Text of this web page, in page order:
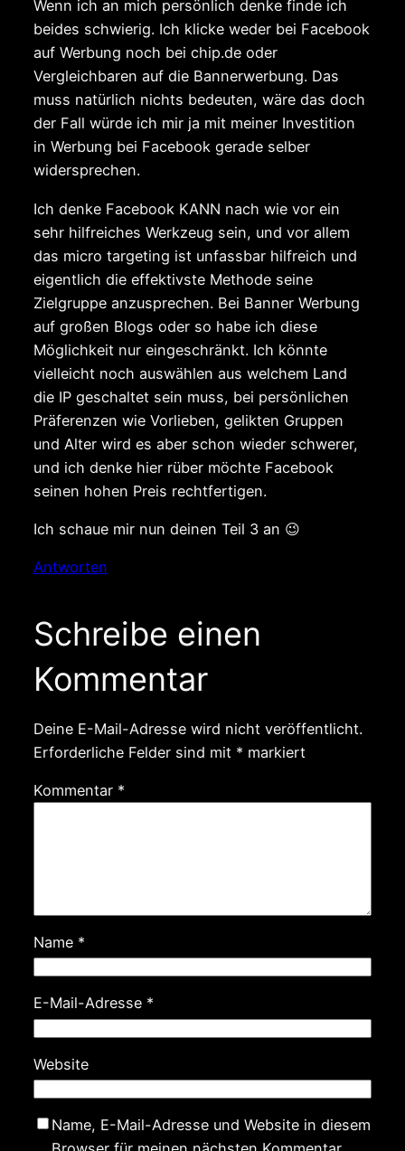
Wenn ich an mich persönlich denke finde ich
beides schwierig. Ich klicke weder bei Facebook
auf Werbung noch bei chip.de oder
Vergleichbaren auf die Bannerwerbung. Das
muss natürlich nichts bedeuten, wäre das doch
der Fall würde ich mir ja mit meiner Investition
in Werbung bei Facebook gerade selber
widersprechen.
Ich denke Facebook KANN nach wie vor ein
sehr hilfreiches Werkzeug sein, und vor allem
das micro targeting ist unfassbar hilfreich und
eigentlich die effektivste Methode seine
Zielgruppe anzusprechen. Bei Banner Werbung
auf großen Blogs oder so habe ich diese
Möglichkeit nur eingeschränkt. Ich könnte
vielleicht noch auswählen aus welchem Land
die IP geschaltet sein muss, bei persönlichen
Präferenzen wie Vorlieben, gelikten Gruppen
und Alter wird es aber schon wieder schwerer,
und ich denke hier rüber möchte Facebook
seinen hohen Preis rechtfertigen.
Ich schaue mir nun deinen Teil 3 an 😉
Antworten
Schreibe einen
Kommentar
Deine E-Mail-Adresse wird nicht veröffentlicht.
Erforderliche Felder sind mit * markiert
Kommentar *
Name *
E-Mail-Adresse *
Website
Name, E-Mail-Adresse und Website in diesem